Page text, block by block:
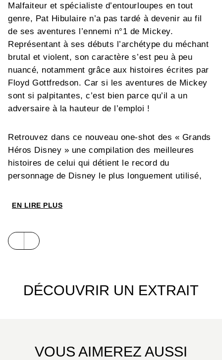
Malfaiteur et spécialiste d’entourloupes en tout
genre, Pat Hibulaire n’a pas tardé à devenir au fil
de ses aventures l’ennemi n°1 de Mickey.
Représentant à ses débuts l’archétype du méchant
brutal et violent, son caractère s’est peu à peu
nuancé, notamment grâce aux histoires écrites par
Floyd Gottfredson. Car si les aventures de Mickey
sont si palpitantes, c’est bien parce qu’il a un
adversaire à la hauteur de l’emploi !
Retrouvez dans ce nouveau one-shot des « Grands
Héros Disney » une compilation des meilleures
histoires de celui qui détient le record du
personnage de Disney le plus longuement utilisé,
Mickey !
EN LIRE PLUS
DÉCOUVRIR UN EXTRAIT
VOUS AIMEREZ AUSSI